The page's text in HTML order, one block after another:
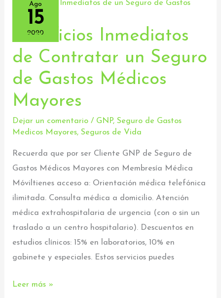
Ago
15
2020
Beneficios Inmediatos
de Contratar un Seguro
de Gastos Médicos
Mayores
Dejar un comentario / GNP,Seguro de Gastos
Medicos Mayores,Seguros de Vida
Recuerda que por ser Cliente GNP de Seguro de
Gastos Médicos Mayores con Membresía Médica
Móviltienes acceso a: Orientación médica telefónica
ilimitada. Consulta médica a domicilio. Atención
médica extrahospitalaria de urgencia (con o sin un
traslado a un centro hospitalario). Descuentos en
estudios clínicos: 15% en laboratorios, 10% en
gabinete y especiales. Estos servicios puedes
Beneficios
Inmediatos
de
Contratar
un
Seguro
de
Gastos
Médicos
Mayores
Leer más »